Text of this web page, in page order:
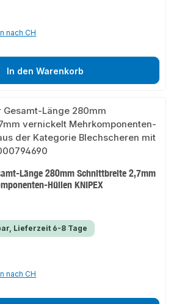
nach CH
In den Warenkorb
Länge 280mm Schnittbreite 2,7mm
Hüllen KNIPEX
Lieferzeit 6-8 Tage
nach CH